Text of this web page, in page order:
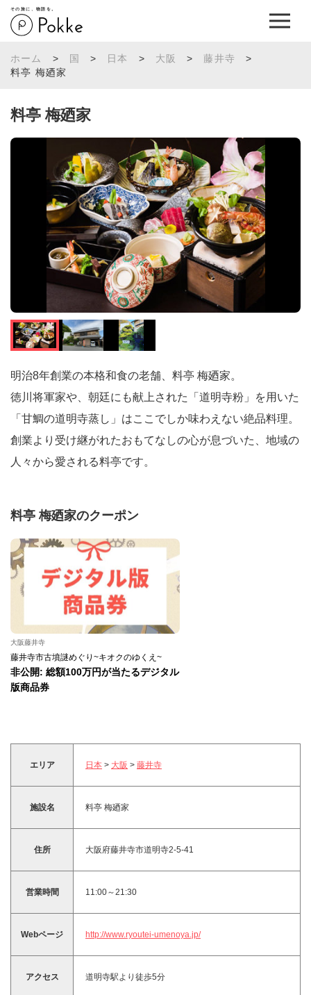
その旅に、物語を。
ホーム > 国 > 日本 > 大阪 > 藤井寺
>
料亭 梅廼家
料亭 梅廼家
明治8年創業の本格和食の老舗、料亭 梅廼家。
徳川将軍家や、朝廷にも献上された「道明寺粉」を用いた
「甘鯛の道明寺蒸し」はここでしか味わえない絶品料理。
創業より受け継がれたおもてなしの心が息づいた、地域の
人々から愛される料亭です。
料亭 梅廼家のクーポン
大阪藤井寺
藤井寺市古墳謎めぐり~キオクのゆくえ~
非公開: 総額100万円が当たるデジタル
版商品券
エリア 日本 > 大阪 > 藤井寺
施設名 料亭 梅廼家
住所 大阪府藤井寺市道明寺2-5-41
営業時間 11:00～21:30
Webページ http://www.ryoutei-umenoya.jp/
アクセス 道明寺駅より徒歩5分